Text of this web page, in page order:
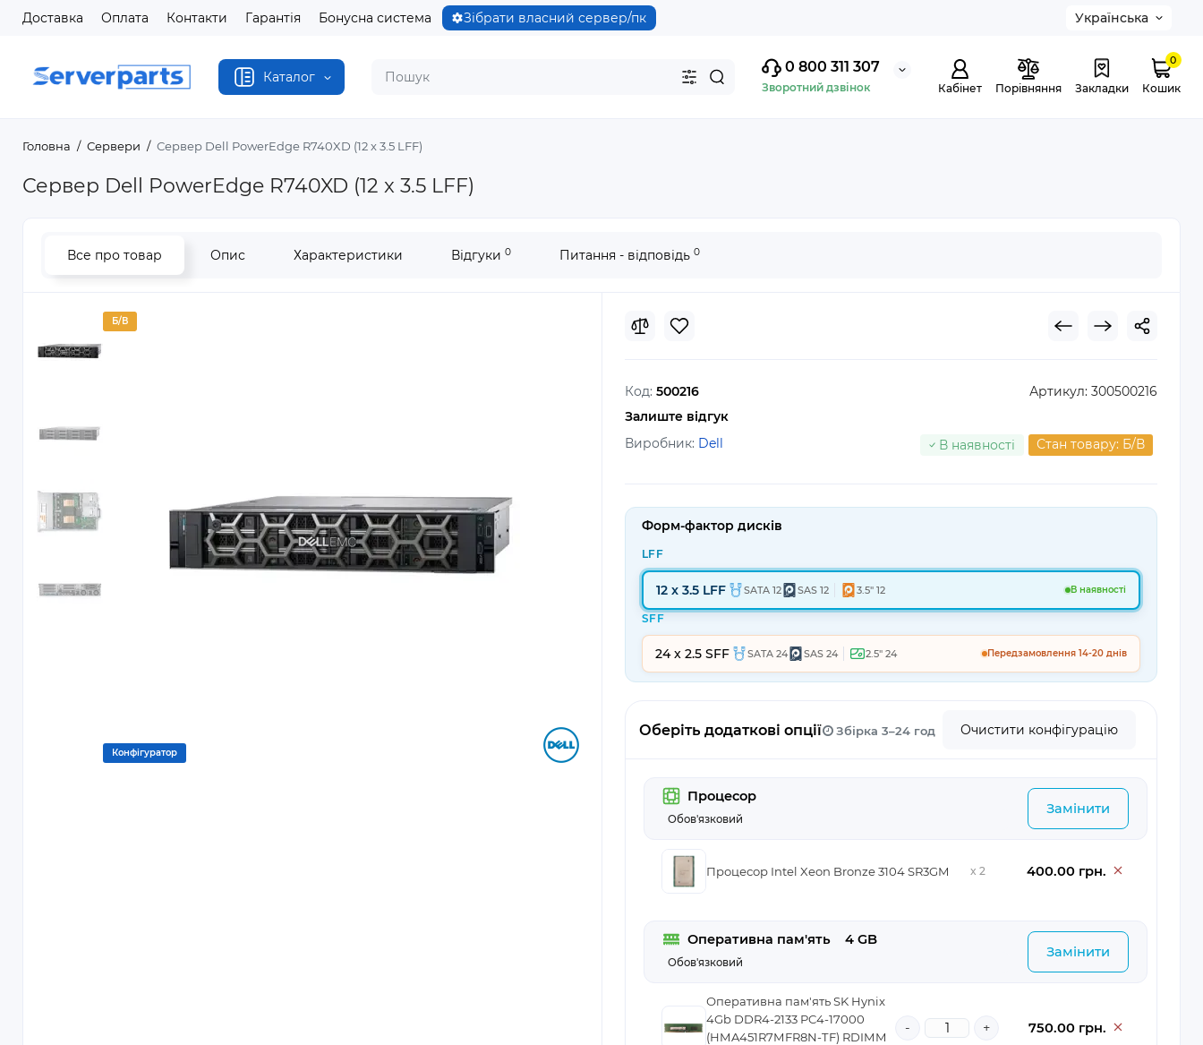
Доставка Оплата Контакти Гарантія Бонусна система Зібрати власний сервер/пк Українська
Каталог
0 800 311 307
Зворотний дзвінок Кабінет Порівняння Закладки
0
Кошик
Головна Сервери Сервер Dell PowerEdge R740XD (12 x 3.5 LFF)
Сервер Dell PowerEdge R740XD (12 x 3.5 LFF)
Все про товар Опис Характеристики Відгуки 0 Питання - відповідь 0
Б/В
Конфігуратор
Код: 500216
Залиште відгук
Артикул: 300500216
Виробник: Dell В наявності Стан товару: Б/В
Форм-фактор дисків
LFF
12 x 3.5 LFF SATA 12 SAS 12 3.5" 12 В наявності
SFF
24 x 2.5 SFF SATA 24 SAS 24 2.5" 24 Передзамовлення 14-20 днів
Оберіть додаткові опції Збірка 3–24 год Очистити конфігурацію
Процесор
Обов'язковий
Замінити
Процесор Intel Xeon Bronze 3104 SR3GM x 2 400.00 грн.
Оперативна пам'ять
	4 GB
Обов'язковий
Замінити
Оперативна пам'ять SK Hynix
4Gb DDR4-2133 PC4-17000
(HMA451R7MFR8N-TF) RDIMM
- + 750.00 грн.